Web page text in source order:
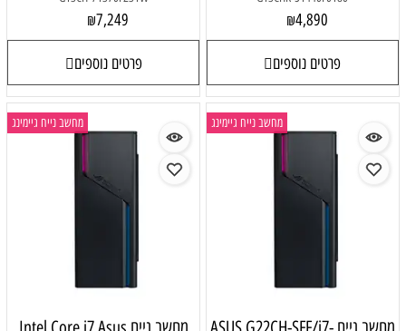
₪4,890
פרטים נוספים
₪7,249
פרטים נוספים
מחשב נייח גיימינג מחשב נייח גיימינג